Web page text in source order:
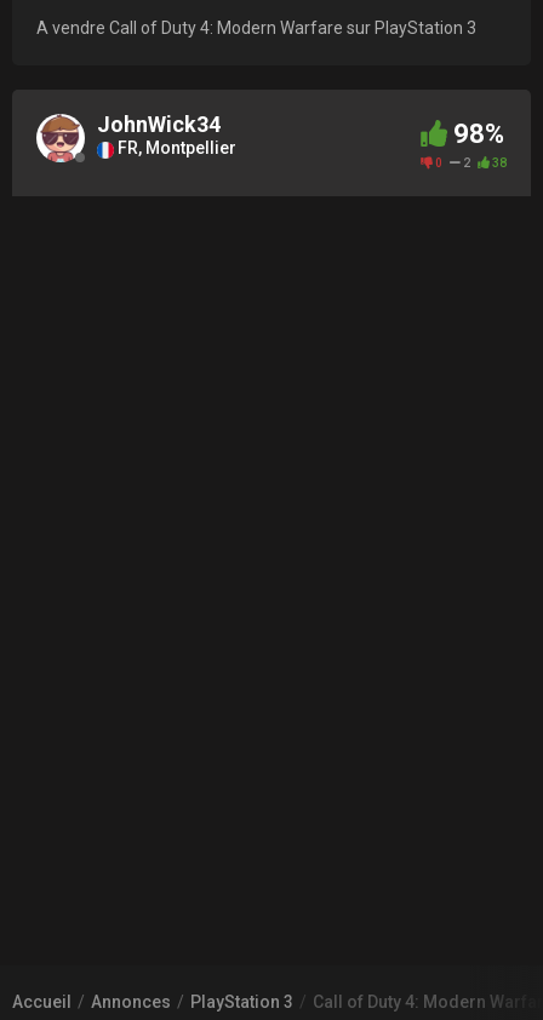
A vendre Call of Duty 4: Modern Warfare sur PlayStation 3
JohnWick34
FR, Montpellier 98%
0 2 38
Accueil Annonces PlayStation 3 Call of Duty 4: Modern